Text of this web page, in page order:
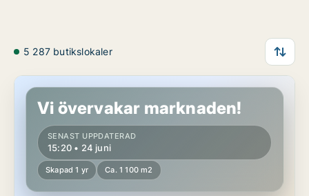
5 287 butikslokaler
Butikslokal i Örebro
Vi övervakar marknaden!
SENAST UPPDATERAD
15:20 • 24 juni
Skapad 1 yr Ca. 1 100 m2